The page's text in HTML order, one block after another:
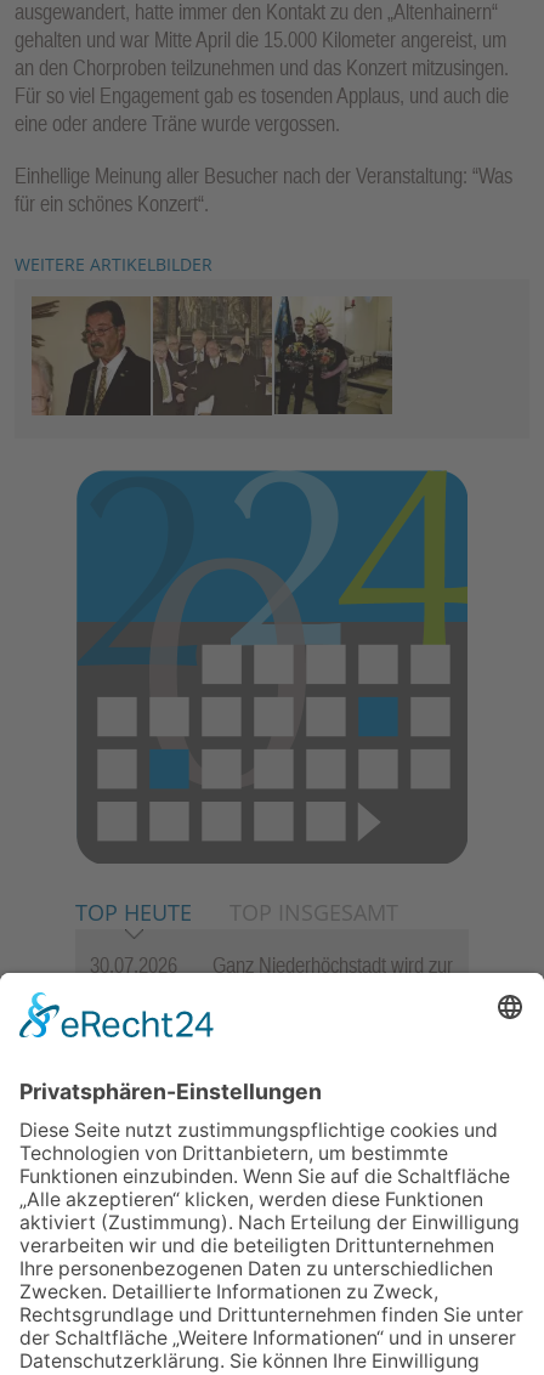
ausgewandert, hatte immer den Kontakt zu den „Altenhainern“
gehalten und war Mitte April die 15.000 Kilometer angereist, um
an den Chorproben teilzunehmen und das Konzert mitzusingen.
Für so viel Engagement gab es tosenden Applaus, und auch die
eine oder andere Träne wurde vergossen.
Einhellige Meinung aller Besucher nach der Veranstaltung: “Was
für ein schönes Konzert“.
WEITERE ARTIKELBILDER
TOP HEUTE TOP INSGESAMT
30.07.2026
Ganz Niederhöchstadt wird zur
06.08.2026
Jugendchor Hochtaunus
Programm „Changes“
Sommerabend: Der Rettershof
lädt wieder zum Weinfest ein
06.08.2026
Hisamoto und Tölke begeistern
mit Werken von Walter
Wachsmuth
09.07.2026
Wasserampel steht auf Gelb:
Stadt ruft zum Wassersparen
auf